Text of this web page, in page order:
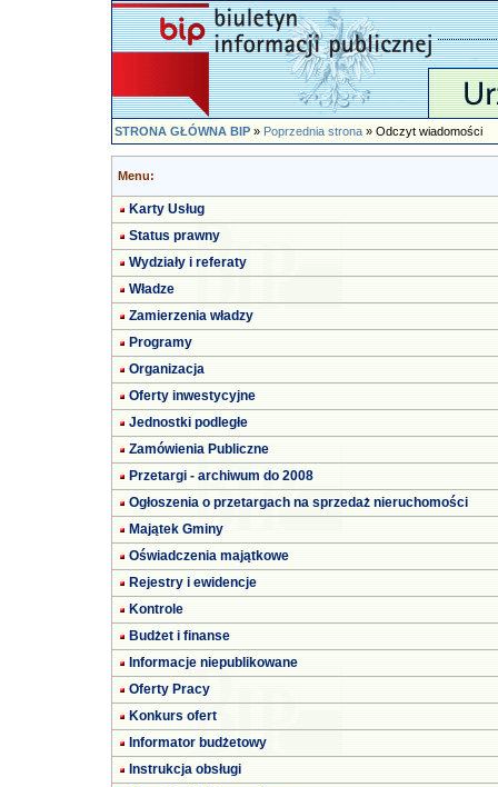
STRONA GŁÓWNA BIP»Poprzednia strona» Odczyt wiadomości
Menu:
Karty Usług
Status prawny
Wydziały i referaty
Władze
Zamierzenia władzy
Programy
Organizacja
Oferty inwestycyjne
Jednostki podległe
Zamówienia Publiczne
Przetargi - archiwum do 2008
Ogłoszenia o przetargach na sprzedaż nieruchomości
Majątek Gminy
Oświadczenia majątkowe
Rejestry i ewidencje
Kontrole
Budżet i finanse
Informacje niepublikowane
Oferty Pracy
Konkurs ofert
Informator budżetowy
Instrukcja obsługi